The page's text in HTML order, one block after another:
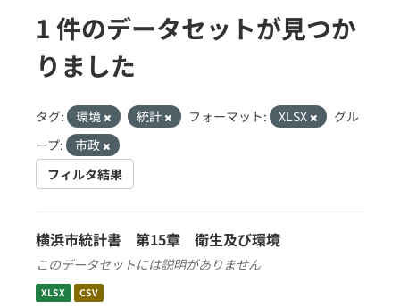
1 件のデータセットが見つか
りました
タグ: 環境 統計 フォーマット: XLSX
グル
ープ:
市政
フィルタ結果
横浜市統計書 第15章 衛生及び環境
このデータセットには説明がありません
XLSX CSV